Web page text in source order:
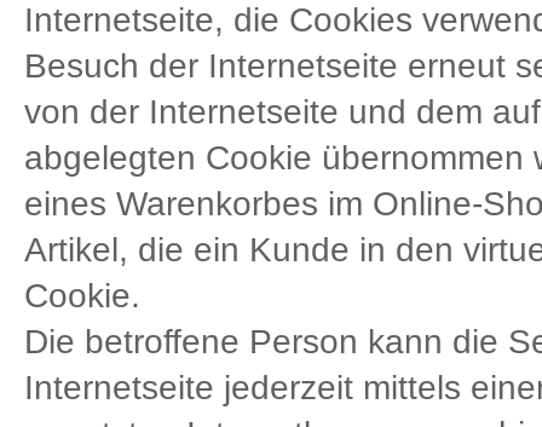
Internetseite, die Cookies
Besuch der Internetseite erneut
von der Internetseite und dem
abgelegten Cookie übernommen
eines Warenkorbes im Online-
Artikel, die ein Kunde in den
Cookie.
Die betroffene Person kann die
Internetseite jederzeit mittels